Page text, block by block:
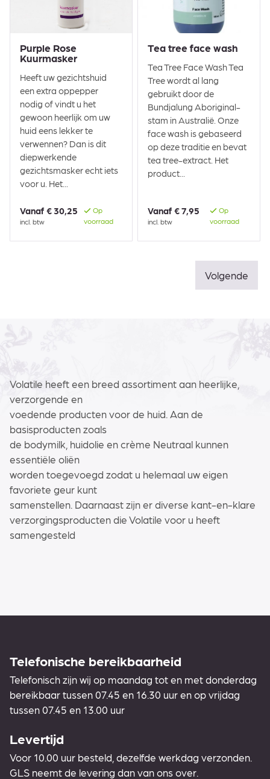
Purple Rose
Kuurmasker
Heeft uw gezichtshuid
een extra oppepper
nodig of vindt u het
gewoon heerlijk om uw
huid eens lekker te
verwennen? Dan is dit
diepwerkende
gezichtsmasker echt iets
voor u. Het...
Vanaf € 30,25
incl. btw
Op
voorraad
Tea tree face wash
Tea Tree Face Wash Tea
Tree wordt al lang
gebruikt door de
Bundjalung Aboriginal-
stam in Australië. Onze
face wash is gebaseerd
op deze traditie en bevat
tea tree-extract. Het
product...
Vanaf € 7,95
incl. btw
Op
voorraad
Volgende
Volatile heeft een breed assortiment aan heerlijke,
verzorgende en
voedende producten voor de huid. Aan de
basisproducten zoals
de bodymilk, huidolie en crème Neutraal kunnen
essentiële oliën
worden toegevoegd zodat u helemaal uw eigen
favoriete geur kunt
samenstellen. Daarnaast zijn er diverse kant-en-klare
verzorgingsproducten die Volatile voor u heeft
samengesteld
Telefonische bereikbaarheid
Telefonisch zijn wij op maandag tot en met donderdag
bereikbaar tussen 07.45 en 16.30 uur en op vrijdag
tussen 07.45 en 13.00 uur
Levertijd
Voor 10.00 uur besteld, dezelfde werkdag verzonden.
GLS neemt de levering dan van ons over.